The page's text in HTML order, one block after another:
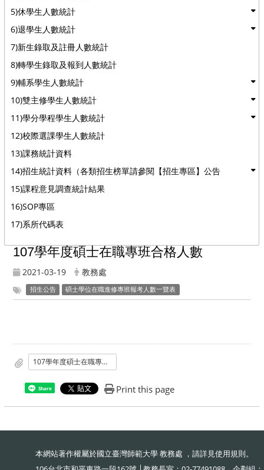
5)休學生人數統計
6)退學生人數統計
7)新生錄取及註冊人數統計
8)轉學生錄取及報到人數統計
9)輔系學生人數統計
10)雙主修學生人數統計
11)學分學程學生人數統計
12)校際選課學生人數統計
13)課務統計資料
14)招生統計資料（各類招生榜單請參閱【招生專區】公告
15)課程意見調查統計結果
16)SOP專區
17)系所代碼表
107學年度碩士在職專班合格人數
2021-03-19 教務處
招生公告 碩士學位在職進修專班報考人數一覽表
107學年度碩士在職專班合格人數
Share Print this page
本網站著作權屬於國立臺灣師範大學 教務處 ，請詳見使用規則。